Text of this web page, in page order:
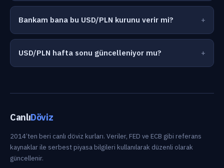
Bankam bana bu USD/PLN kurunu verir mi?
USD/PLN hafta sonu güncelleniyor mu?
CanlıDöviz
2014’ten beri canlı döviz kurları. Veriler, FED ve ECB gibi referans
kaynaklar ile serbest piyasa bilgileri kullanılarak düzenli olarak
güncellenir.